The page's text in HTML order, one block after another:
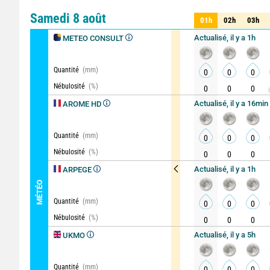
Comparateur détaillé
Samedi 8 août
MÉTÉO
METEO CONSULT
Quantité (mm)
Nébulosité (%)
AROME HD
Quantité (mm)
Nébulosité (%)
ARPEGE
Quantité (mm)
Nébulosité (%)
UKMO
Quantité (mm)
01h 02h 03h
01h 02h 03h
Actualisé, il y a 1h
0 0 0
0
0 0
Actualisé, il y a 16min
0 0 0
0
0 0
Actualisé, il y a 1h
0 0 0
0
0 0
Actualisé, il y a 5h